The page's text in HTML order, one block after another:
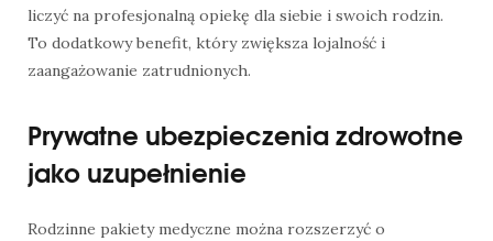
liczyć na profesjonalną opiekę dla siebie i swoich rodzin.
To dodatkowy benefit, który zwiększa lojalność i
zaangażowanie zatrudnionych.
Prywatne ubezpieczenia zdrowotne
jako uzupełnienie
Rodzinne pakiety medyczne można rozszerzyć o